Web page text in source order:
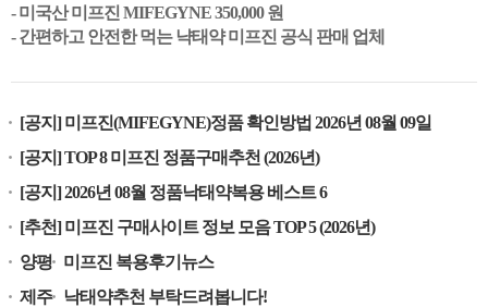
- 미국산 미프진 MIFEGYNE 350,000 원
- 간편하고 안전한 먹는 냑태약 미프진 공식 판매 업체
[공지] 미프진(MIFEGYNE)정품 확인방법 2026년 08월 09일
[공지] TOP 8 미프진 정품구매추천 (2026년)
[공지] 2026년 08월 정품낙태약복용 베스트 6
[추천] 미프진 구매사이트 정보 모음 TOP 5 (2026년)
양평
미프진 복용후기뉴스
제주
낙태약추천 부탁드려봅니다!